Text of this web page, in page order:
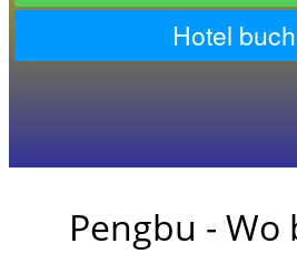
Hotel
Pengbu - Wo